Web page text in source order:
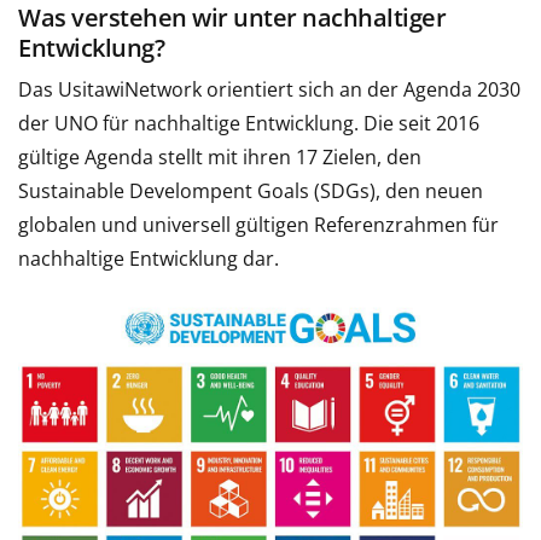
Was verstehen wir unter nachhaltiger
Entwicklung?
Das UsitawiNetwork orientiert sich an der Agenda 2030
der UNO für nachhaltige Entwicklung. Die seit 2016
gültige Agenda stellt mit ihren 17 Zielen, den
Sustainable Develompent Goals (SDGs), den neuen
globalen und universell gültigen Referenzrahmen für
nachhaltige Entwicklung dar.